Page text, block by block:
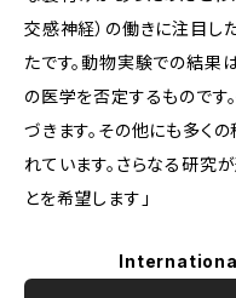
交感神経）の働きに注目し
たです。動物実験での結果
の医学を否定するものです
づきます。その他にも多く
れています。さらなる研究
とを希望します」